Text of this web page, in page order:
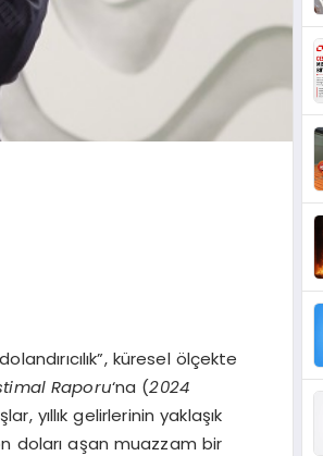
küresel ölçekte
Raporu‘na (2024
yıllık gelirlerinin yaklaşık
doları aşan muazzam bir